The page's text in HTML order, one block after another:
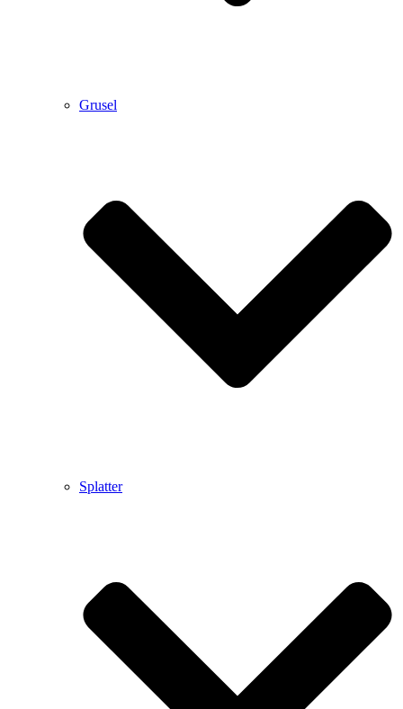
Grusel
Splatter